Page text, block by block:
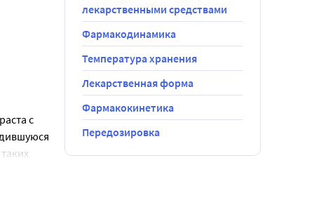
с
лекарственными средствами
Фармакодинамика
Температура хранения
Лекарственная форма
Фармакокинетика
Передозировка